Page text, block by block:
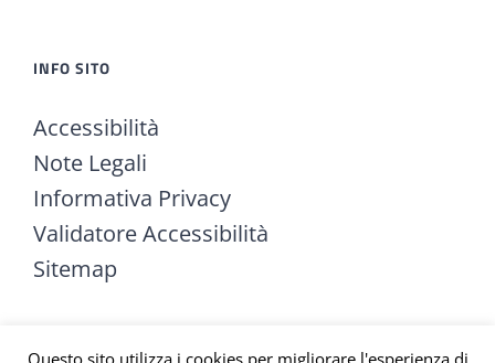
INFO SITO
Accessibilità
Note Legali
Informativa Privacy
Validatore Accessibilità
Sitemap